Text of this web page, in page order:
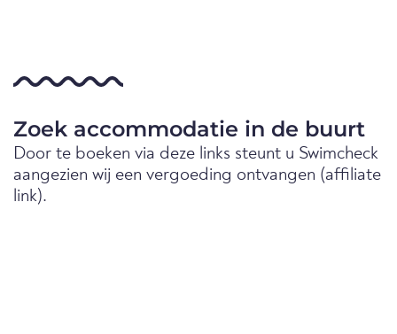
Zoek accommodatie in de buurt
Door te boeken via deze links steunt u Swimcheck
aangezien wij een vergoeding ontvangen (affiliate
link).